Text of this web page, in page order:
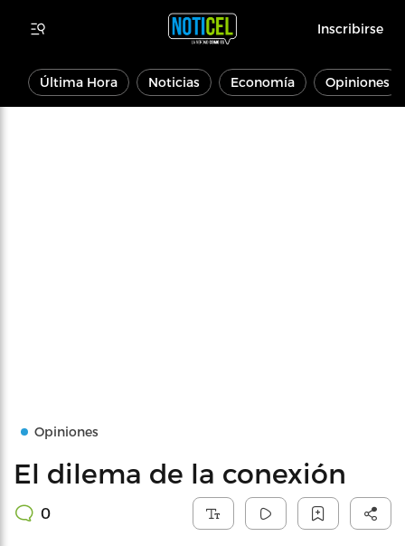
Inscribirse
Última Hora Noticias Economía Opiniones
Opiniones
El dilema de la conexión
0